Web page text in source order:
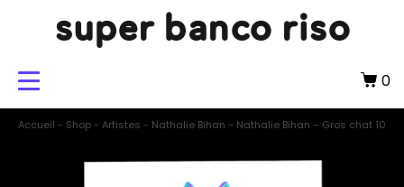
super banco riso
0
Accueil - Shop - Artistes - Nathalie Bihan - Nathalie Bihan – Gros chat 10